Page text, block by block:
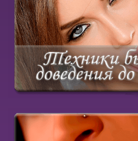
Научись быстро доводить его
Купить курс